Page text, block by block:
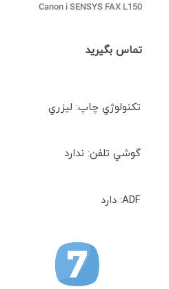
Canon i SENSYS FAX L150
تماس بگیرید
تکنولوژي چاپ: ليزري
گوشي تلفن: ندارد
ADF: دارد